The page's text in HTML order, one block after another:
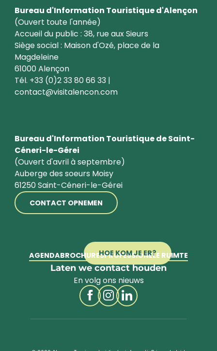
Bureau d'Information Touristique d'Alençon
(Ouvert toute l'année)
Accueil du public : 38, rue aux Sieurs
Siège social : Maison d'Ozé, place de la
Magdeleine
61000 Alençon
Tél. +33 (0)2 33 80 66 33 |
contact@visitalencon.com
Bureau d'Information Touristique de Saint-
Céneri-le-Gérei
(Ouvert d'avril à septembre)
Auberge des soeurs Moisy
61250 Saint-Céneri-le-Gérei
CONTACT OPNEMEN
HOE KOM JE ER?
AGENDABROCHURESPROFESSIONELE RUIMTE
Laten we contact houden
En volg ons nieuws